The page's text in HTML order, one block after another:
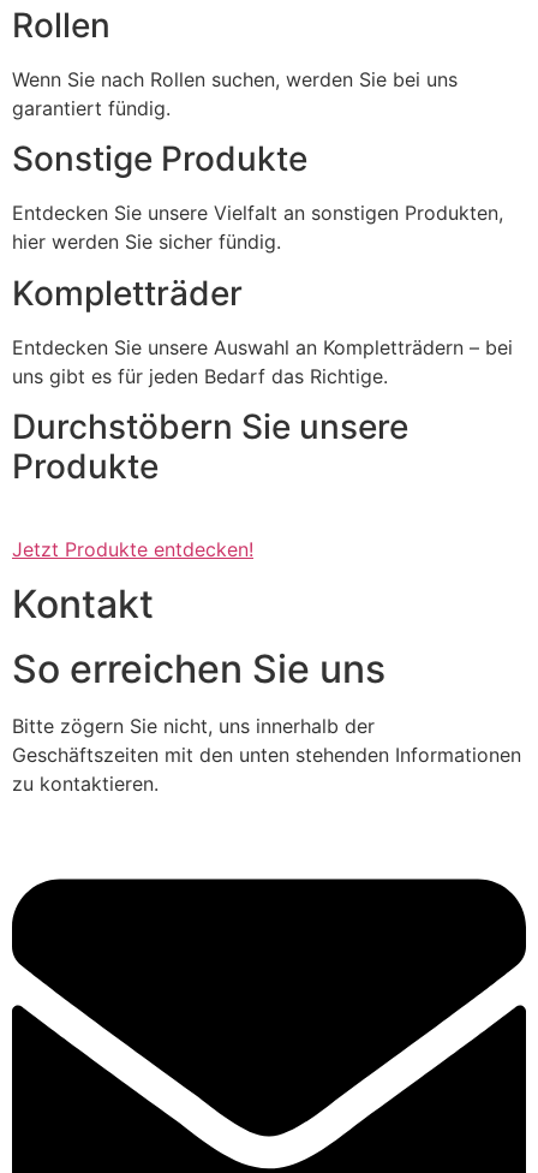
Rollen
Wenn Sie nach Rollen suchen, werden Sie bei uns
garantiert fündig.
Sonstige Produkte
Entdecken Sie unsere Vielfalt an sonstigen Produkten,
hier werden Sie sicher fündig.
Kompletträder
Entdecken Sie unsere Auswahl an Kompletträdern – bei
uns gibt es für jeden Bedarf das Richtige.
Durchstöbern Sie unsere
Produkte
Jetzt Produkte entdecken!
Kontakt
So erreichen Sie uns
Bitte zögern Sie nicht, uns innerhalb der
Geschäftszeiten mit den unten stehenden Informationen
zu kontaktieren.